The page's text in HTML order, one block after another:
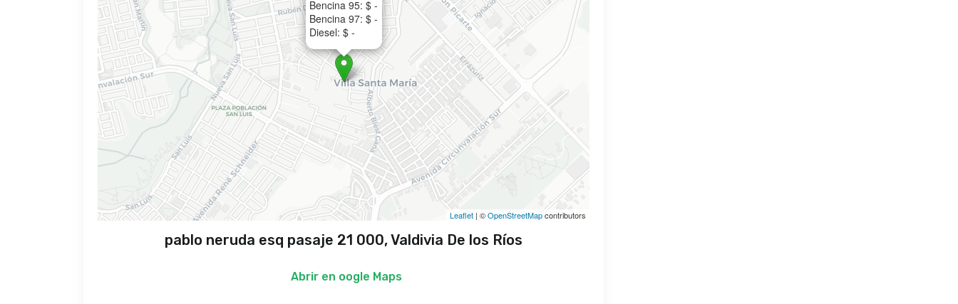
Bencina 95: $ -
Bencina 97: $ -
Diesel: $ -
Leaflet | ©OpenStreetMapcontributors
pablo neruda esq pasaje 21 000, Valdivia De los Ríos
Abrir en oogle Maps